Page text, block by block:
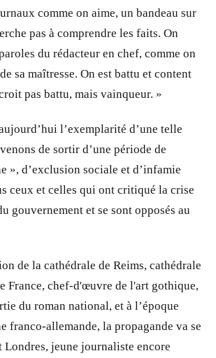
comme on aime, un bandeau sur
pas à comprendre les faits. On
du rédacteur en chef, comme on
sa maîtresse. On est battu et content
pas battu, mais vainqueur. »
l’exemplarité d’une telle
de sortir d’une période de
», d’exclusion sociale et d’infamie
ceux et celles qui ont critiqué la crise
gouvernement et se sont opposés au
de la cathédrale de Reims, cathédrale
France, chef-d'œuvre de l'art gothique,
du roman national, et à l’époque
franco-allemande, la propagande va se
Londres, jeune journaliste encore